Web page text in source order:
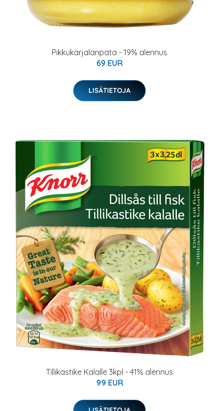
Pikkukarjalanpata - 19% alennus
69 EUR
LISÄTIETOJA
Tillikastike Kalalle 3kpl - 41% alennus
99 EUR